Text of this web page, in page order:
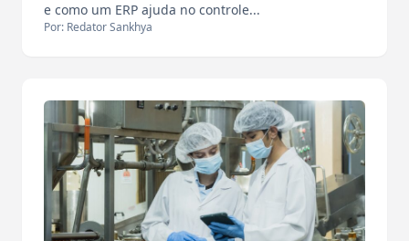
e como um ERP ajuda no controle...
Por: Redator Sankhya